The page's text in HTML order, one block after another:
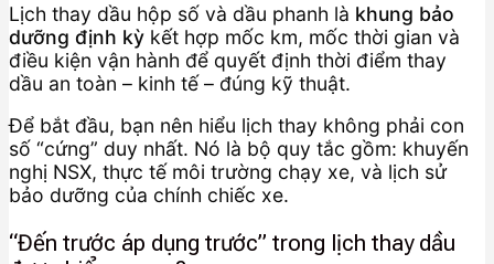
Lịch thay dầu hộp số và dầu phanh là khung bảo
dưỡng định kỳ kết hợp mốc km, mốc thời gian và
điều kiện vận hành để quyết định thời điểm thay
dầu an toàn – kinh tế – đúng kỹ thuật.
Để bắt đầu, bạn nên hiểu lịch thay không phải con
số “cứng” duy nhất. Nó là bộ quy tắc gồm: khuyến
nghị NSX, thực tế môi trường chạy xe, và lịch sử
bảo dưỡng của chính chiếc xe.
“Đến trước áp dụng trước” trong lịch thay dầu